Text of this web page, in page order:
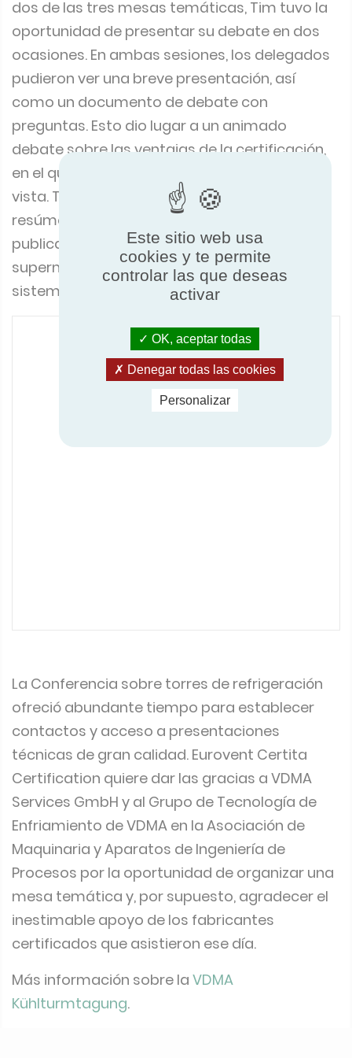
dos de las tres mesas temáticas, Tim tuvo la
oportunidad de presentar su debate en dos
ocasiones. En ambas sesiones, los delegados
pudieron ver una breve presentación, así
como un documento de debate con
preguntas. Esto dio lugar a un animado
debate sobre las ventajas de la certificación,
en el que se expusieron diversos puntos de
vista. Tim finalizó cada sesión repartiendo
resúmenes del tema y un reciente artículo
publicado en ESM Mag (revista europea de
supermercados) sobre la certificación de
sistemas de refrigeración.
La Conferencia sobre torres de refrigeración
ofreció abundante tiempo para establecer
contactos y acceso a presentaciones
técnicas de gran calidad. Eurovent Certita
Certification quiere dar las gracias a VDMA
Services GmbH y al Grupo de Tecnología de
Enfriamiento de VDMA en la Asociación de
Maquinaria y Aparatos de Ingeniería de
Procesos por la oportunidad de organizar una
mesa temática y, por supuesto, agradecer el
inestimable apoyo de los fabricantes
certificados que asistieron ese día.
Más información sobre la VDMA
Kühlturmtagung.
Este sitio web usa
cookies y te permite
controlar las que deseas
activar
OK, aceptar todas
Denegar todas las cookies
Personalizar